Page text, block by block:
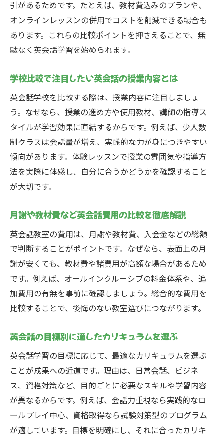
引があるためです。たとえば、教材費込みのプランや、
オンラインレッスンの併用でコストを削減できる場合も
あります。これらの比較ポイントを押さえることで、無
駄なく英会話学習を始められます。
学校比較で注目したい英会話の授業内容とは
英会話学校を比較する際は、授業内容に注目しましょ
う。なぜなら、授業の進め方や使用教材、講師の指導ス
タイルが学習効果に直結するからです。例えば、少人数
制クラスは会話量が増え、実践的な力が身につきやすい
傾向があります。体験レッスンで授業の雰囲気や指導方
法を実際に体感し、自分に合うかどうかを確認すること
が大切です。
月謝や教材費など英会話費用の比較を徹底解説
英会話教室の費用は、月謝や教材費、入会金などの総額
で判断することがポイントです。なぜなら、表面上の月
謝が安くても、教材費や諸費用が高額な場合があるため
です。例えば、オールインクルーシブの料金体系や、追
加費用の有無を事前に確認しましょう。総合的な費用を
比較することで、後悔のない教室選びにつながります。
英会話の目標別に適したカリキュラムを選ぶ
英会話学習の目標に応じて、最適なカリキュラムを選ぶ
ことが成果への近道です。理由は、日常会話、ビジネ
ス、資格対策など、目的ごとに必要なスキルや学習内容
が異なるからです。例えば、会話力重視なら実践的なロ
ールプレイ中心、資格取得なら試験対策型のプログラム
が適しています。目標を明確にし、それに合ったカリキ